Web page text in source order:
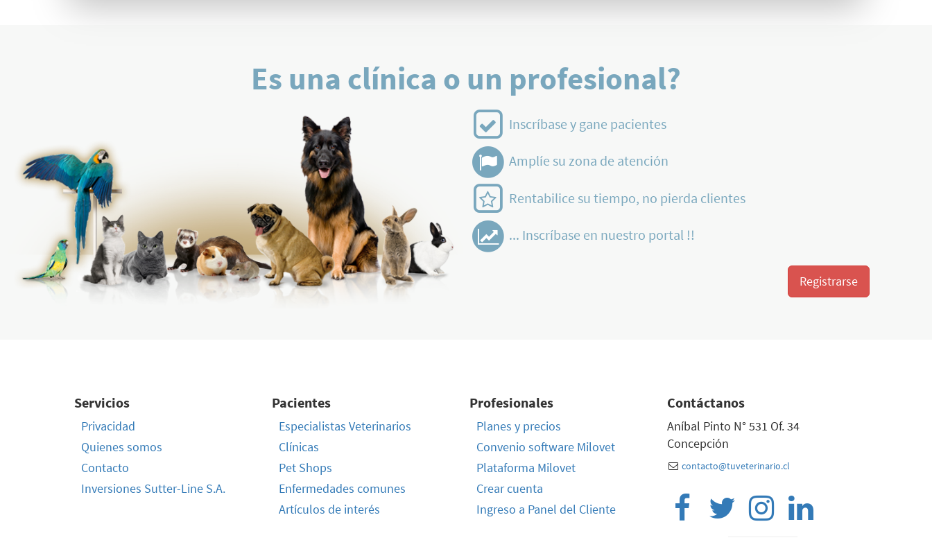
Es una clínica o un profesional?
Inscríbase y gane pacientes
Amplíe su zona de atención
Rentabilice su tiempo, no pierda clientes
... Inscríbase en nuestro portal !!
Registrarse
Servicios
Privacidad
Quienes somos
Contacto
Inversiones Sutter-Line S.A.
Pacientes
Especialistas Veterinarios
Clínicas
Pet Shops
Enfermedades comunes
Artículos de interés
Profesionales
Planes y precios
Convenio software Milovet
Plataforma Milovet
Crear cuenta
Ingreso a Panel del Cliente
Contáctanos
Aníbal Pinto N° 531 Of. 34
Concepción
contacto@tuveterinario.cl